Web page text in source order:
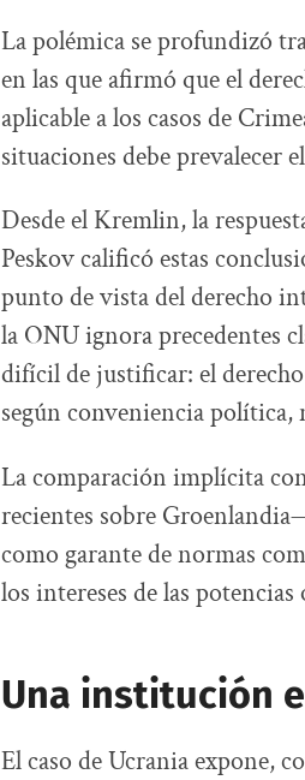
La polémica se profundizó
en las que afirmó que el
aplicable a los casos de
situaciones debe
Desde el Kremlin, la
Peskov calificó estas
punto de vista del derecho
la ONU ignora precedentes
difícil de justificar: el
según conveniencia
La comparación implícita
recientes sobre
como garante de normas
los intereses de las potencias
Una institución
El caso de Ucrania expone,